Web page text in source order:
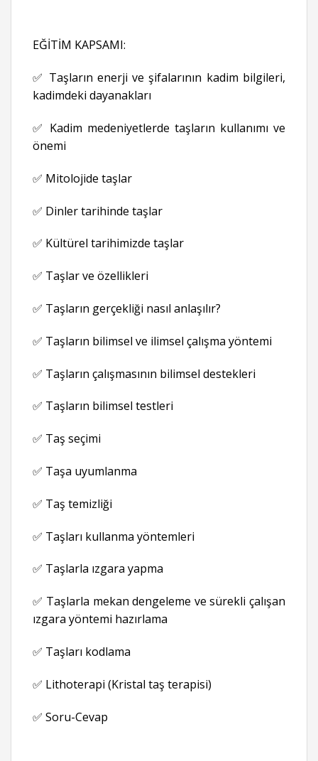
EĞİTİM KAPSAMI:
✅ Taşların enerji ve şifalarının kadim bilgileri,
kadimdeki dayanakları
✅ Kadim medeniyetlerde taşların kullanımı ve
önemi
✅ Mitolojide taşlar
✅ Dinler tarihinde taşlar
✅ Kültürel tarihimizde taşlar
✅ Taşlar ve özellikleri
✅ Taşların gerçekliği nasıl anlaşılır?
✅ Taşların bilimsel ve ilimsel çalışma yöntemi
✅ Taşların çalışmasının bilimsel destekleri
✅ Taşların bilimsel testleri
✅ Taş seçimi
✅ Taşa uyumlanma
✅ Taş temizliği
✅ Taşları kullanma yöntemleri
✅ Taşlarla ızgara yapma
✅ Taşlarla mekan dengeleme ve sürekli çalışan
ızgara yöntemi hazırlama
✅ Taşları kodlama
✅ Lithoterapi (Kristal taş terapisi)
✅ Soru-Cevap